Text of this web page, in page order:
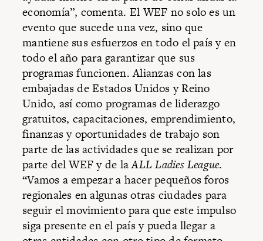
economía”, comenta. El WEF no solo es un
evento que sucede una vez, sino que
mantiene sus esfuerzos en todo el país y en
todo el año para garantizar que sus
programas funcionen. Alianzas con las
embajadas de Estados Unidos y Reino
Unido, así como programas de liderazgo
gratuitos, capacitaciones, emprendimiento,
finanzas y oportunidades de trabajo son
parte de las actividades que se realizan por
parte del WEF y de laALL Ladies League.
“Vamos a empezar a hacer pequeños foros
regionales en algunas otras ciudades para
seguir el movimiento para que este impulso
siga presente en el país y pueda llegar a